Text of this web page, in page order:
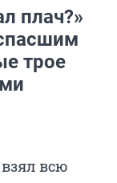
плач?»
трое
всю